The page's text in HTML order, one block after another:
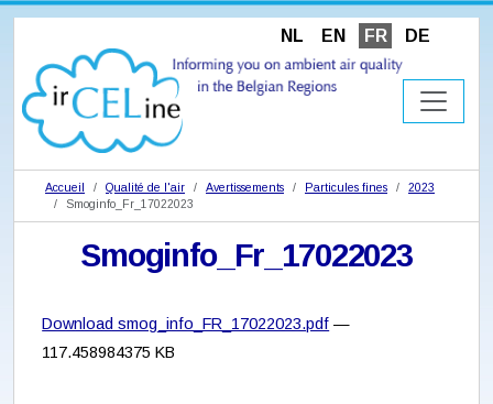
NL EN FR DE
Accueil Qualité de l'air Avertissements Particules fines
2023
Smoginfo_Fr_17022023
Smoginfo_Fr_17022023
Download smog_info_FR_17022023.pdf —
117.458984375 KB